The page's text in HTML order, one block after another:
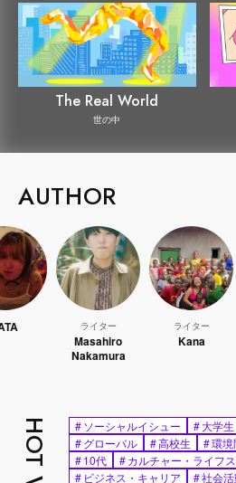
The Real World
世の中
AUTHOR
Masahiro
Nakamura
島
#ソーシャルイシュー #大学生
#グローバル #高校生 #環境
#10代 #カルチャー・ライフ
# ビジネス・キャリア #社会